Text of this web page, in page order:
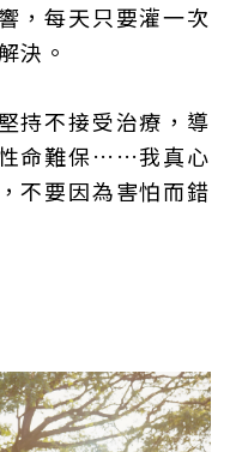
，每天只要灌一次
決。
持不接受治療，導
命難保……我真心
不要因為害怕而錯